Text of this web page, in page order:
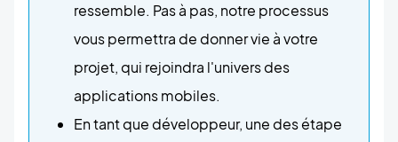
ressemble. Pas à pas, notre processus
vous permettra de donner vie à votre
projet, qui rejoindra l'univers des
applications mobiles.
En tant que développeur, une des étape